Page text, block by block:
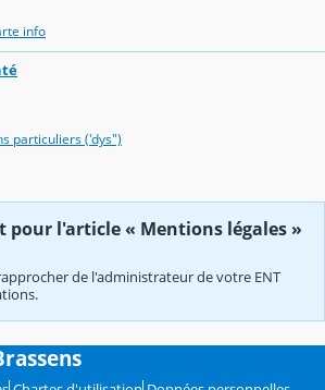
info
particuliers ('dys")
pour l'article « Mentions légales »
de l'administrateur de votre ENT